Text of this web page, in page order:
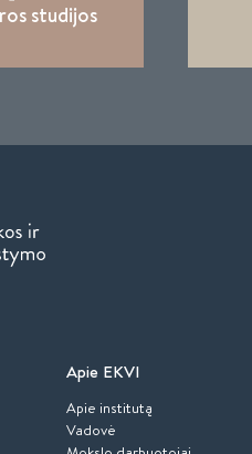
studijos
Apie EKVI
Apie institutą
Vadovė